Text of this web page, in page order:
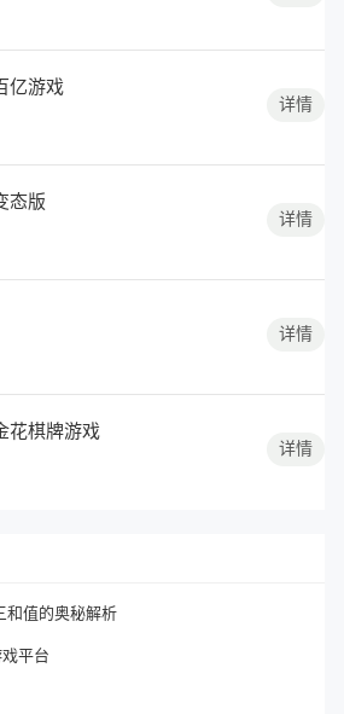
亿游戏
详情
态版
详情
详情
花棋牌游戏
详情
和值的奥秘解析
平台